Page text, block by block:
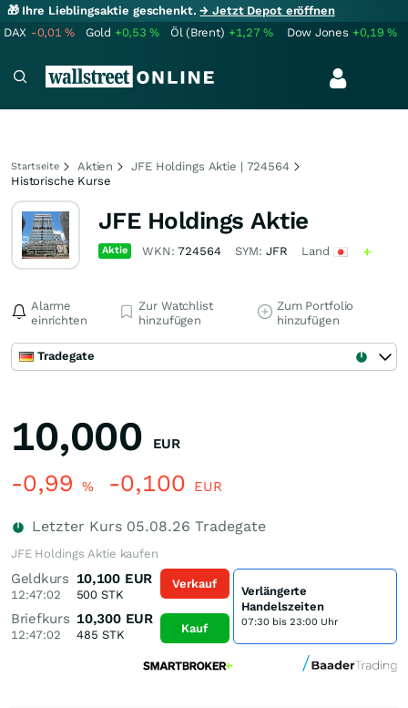
🎁 Ihre Lieblingsaktie geschenkt.→ Jetzt Depot eröffnen
DAX -0,01% Gold +0,53% Öl (Brent) +1,27% Dow Jones +0,19%
Startseite Aktien
JFE Holdings Aktie | 724564
Historische Kurse
JFE Holdings Aktie
Aktie WKN:724564 SYM: JFR Land
Alarme
einrichten
Zur Watchlist
hinzufügen
Zum Portfolio
hinzufügen
Tradegate
10,000 EUR
-0,99 % -0,100 EUR
Letzter Kurs 05.08.26 Tradegate
JFE Holdings Aktie kaufen
Geldkurs
12:47:02
10,100 EUR
500 STK
Briefkurs
12:47:02
10,300 EUR
485 STK
Verkauf
Kauf
Verlängerte
Handelszeiten
07:30 bis 23:00 Uhr